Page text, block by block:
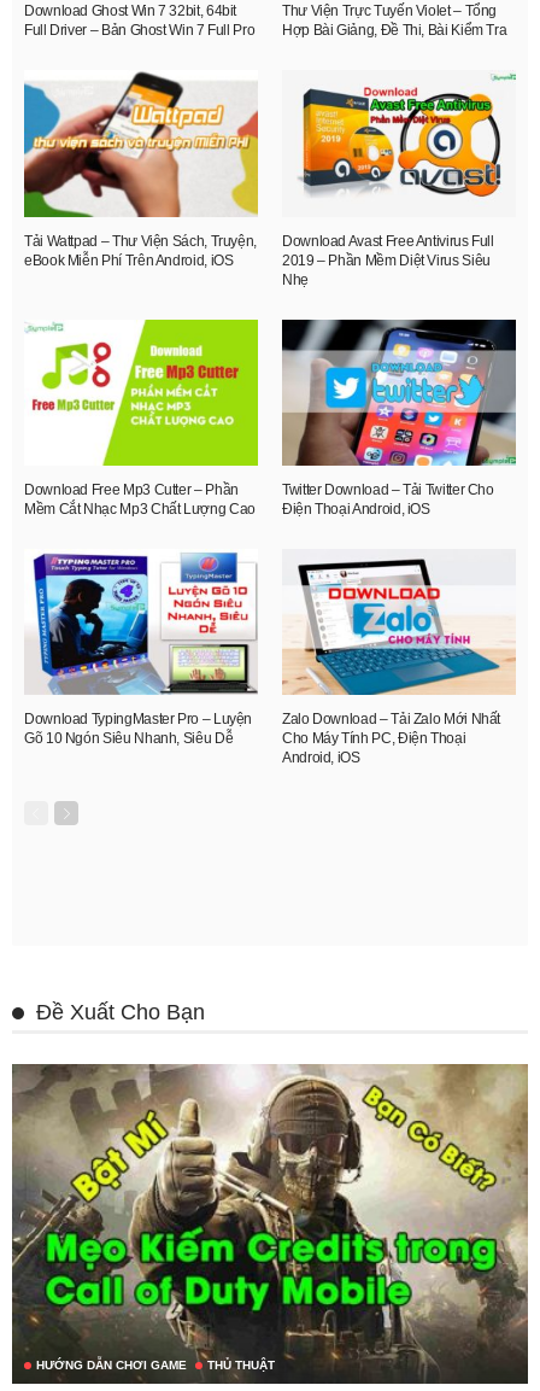
Download Ghost Win 7 32bit, 64bit
Full Driver – Bản Ghost Win 7 Full Pro
Thư Viện Trực Tuyến Violet – Tổng
Hợp Bài Giảng, Đề Thi, Bài Kiểm Tra
Tải Wattpad – Thư Viện Sách, Truyện,
eBook Miễn Phí Trên Android, iOS
Download Avast Free Antivirus Full
2019 – Phần Mềm Diệt Virus Siêu
Nhẹ
Download Free Mp3 Cutter – Phần
Mềm Cắt Nhạc Mp3 Chất Lượng Cao
Twitter Download – Tải Twitter Cho
Điện Thoại Android, iOS
Download TypingMaster Pro – Luyện
Gõ 10 Ngón Siêu Nhanh, Siêu Dễ
Zalo Download – Tải Zalo Mới Nhất
Cho Máy Tính PC, Điện Thoại
Android, iOS
Đề Xuất Cho Bạn
HƯỚNG DẪN CHƠI GAME THỦ THUẬT